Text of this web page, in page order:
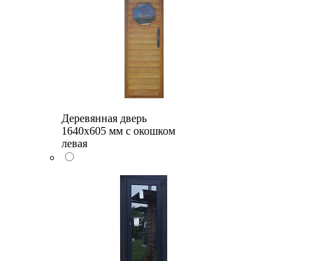
Деревянная дверь
1640x605 мм с окошком
левая